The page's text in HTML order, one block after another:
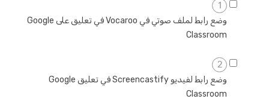
1
وضع رابط لملف صوتي في Vocaroo في تعليق على Google
Classroom
2
وضع رابط لفيديو Screencastify في تعليق Google
Classroom